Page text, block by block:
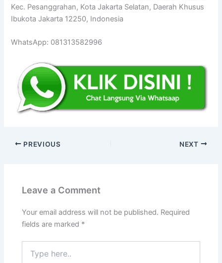
Kec. Pesanggrahan, Kota Jakarta Selatan, Daerah Khusus
Ibukota Jakarta 12250, Indonesia
WhatsApp: 081313582996
PREVIOUS NEXT
Leave a Comment
Your email address will not be published. Required
fields are marked *
here..